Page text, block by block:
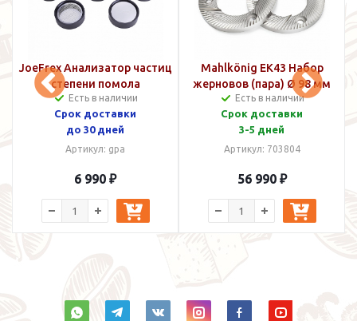
JoeFrex Анализатор частиц
степени помола
Есть в наличии
Срок доставки
до 30 дней
Артикул: gpa
6 990 ₽
Mahlkönig EK43 Набор
жерновов (пара) Ø 98 мм
Есть в наличии
Срок доставки
3-5 дней
Артикул: 703804
56 990 ₽